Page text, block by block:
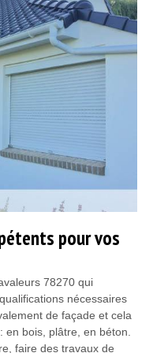
pour vos
78270 qui
nécessaires
de façade et cela
bois, plâtre, en béton.
faire des travaux de